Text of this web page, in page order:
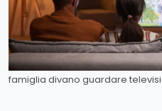
famiglia divano guardare